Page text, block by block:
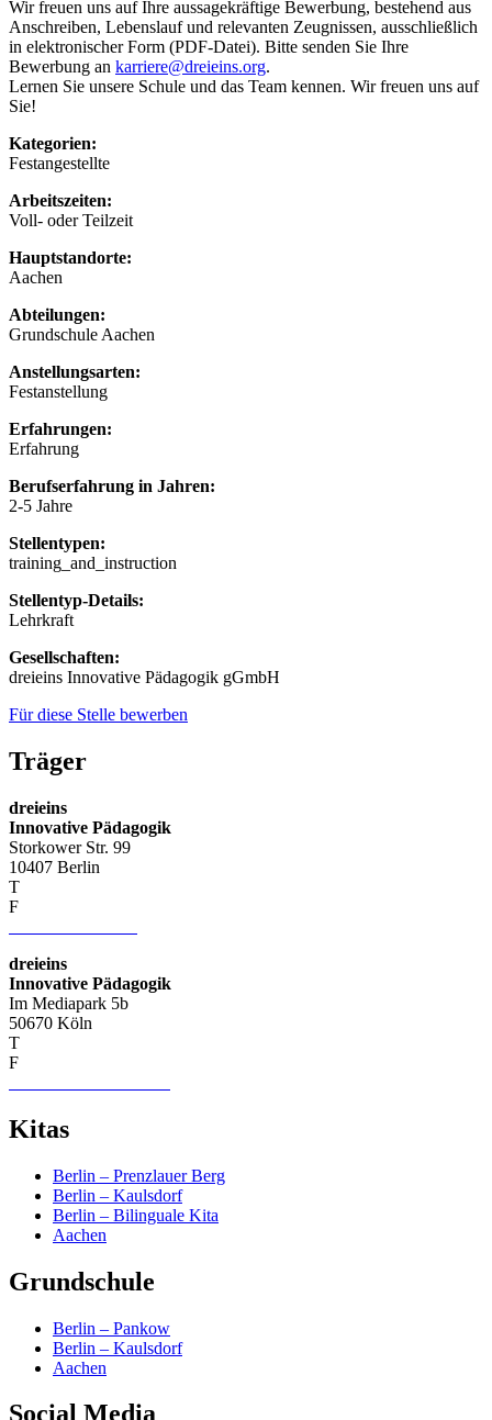
Wir freuen uns auf Ihre aussagekräftige Bewerbung, bestehend aus
Anschreiben, Lebenslauf und relevanten Zeugnissen, ausschließlich
in elektronischer Form (PDF-Datei). Bitte senden Sie Ihre
Bewerbung an karriere@dreieins.org.
Lernen Sie unsere Schule und das Team kennen. Wir freuen uns auf
Sie!
Kategorien:
Festangestellte
Arbeitszeiten:
Voll- oder Teilzeit
Hauptstandorte:
Aachen
Abteilungen:
Grundschule Aachen
Anstellungsarten:
Festanstellung
Erfahrungen:
Erfahrung
Berufserfahrung in Jahren:
2-5 Jahre
Stellentypen:
training_and_instruction
Stellentyp-Details:
Lehrkraft
Gesellschaften:
dreieins Innovative Pädagogik gGmbH
Für diese Stelle bewerben
Träger
dreieins
Innovative Pädagogik
Storkower Str. 99
10407 Berlin
T
F
dreieins
Innovative Pädagogik
Im Mediapark 5b
50670 Köln
T
F
Kitas
Berlin – Prenzlauer Berg
Berlin – Kaulsdorf
Berlin – Bilinguale Kita
Aachen
Grundschule
Berlin – Pankow
Berlin – Kaulsdorf
Aachen
Social Media